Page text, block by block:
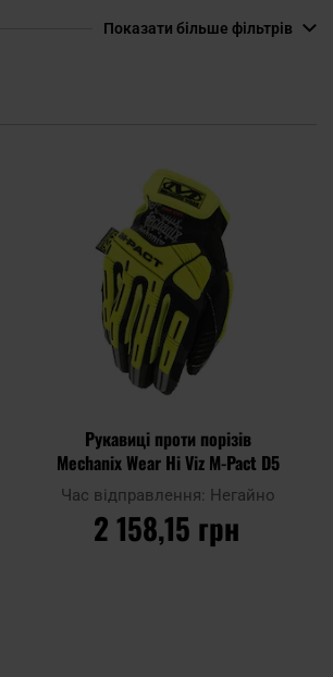
Показати більше фільтрів
Рукавиці проти порізів
Mechanix Wear Hi Viz M-Pact D5
Час відправлення: Негайно
2 158,15 грн